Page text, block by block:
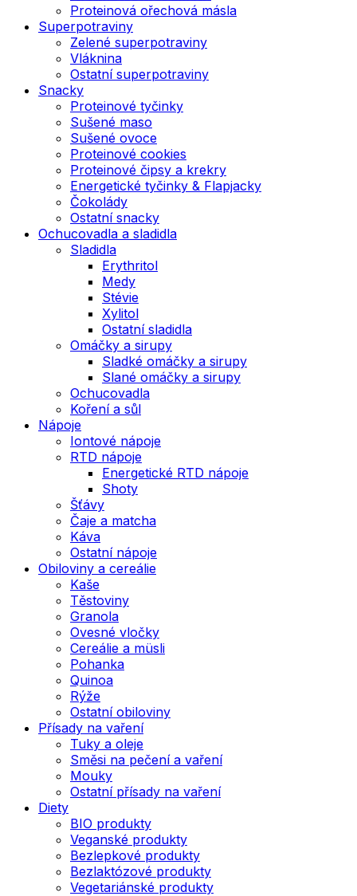
Proteinová ořechová másla
Superpotraviny
Zelené superpotraviny
Vláknina
Ostatní superpotraviny
Snacky
Proteinové tyčinky
Sušené maso
Sušené ovoce
Proteinové cookies
Proteinové čipsy a krekry
Energetické tyčinky & Flapjacky
Čokolády
Ostatní snacky
Ochucovadla a sladidla
Sladidla
Erythritol
Medy
Stévie
Xylitol
Ostatní sladidla
Omáčky a sirupy
Sladké omáčky a sirupy
Slané omáčky a sirupy
Ochucovadla
Koření a sůl
Nápoje
Iontové nápoje
RTD nápoje
Energetické RTD nápoje
Shoty
Šťávy
Čaje a matcha
Káva
Ostatní nápoje
Obiloviny a cereálie
Kaše
Těstoviny
Granola
Ovesné vločky
Cereálie a müsli
Pohanka
Quinoa
Rýže
Ostatní obiloviny
Přísady na vaření
Tuky a oleje
Směsi na pečení a vaření
Mouky
Ostatní přísady na vaření
Diety
BIO produkty
Veganské produkty
Bezlepkové produkty
Bezlaktózové produkty
Vegetariánské produkty